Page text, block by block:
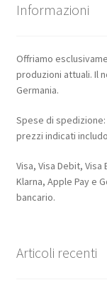
Informazioni
Offriamo
produzioni attuali. Il
Germania.
Spese di spedizione:
prezzi indicati
Visa, Visa Debit,
Klarna, Apple Pay e
bancario.
Articoli recenti